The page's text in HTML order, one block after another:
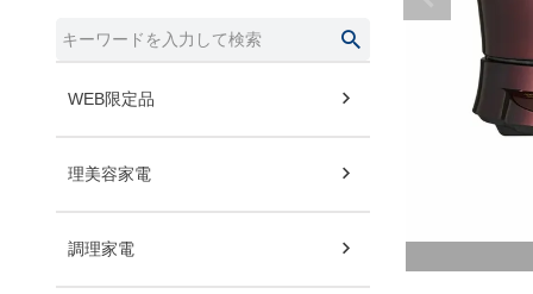
WEB限定品
理美容家電
調理家電